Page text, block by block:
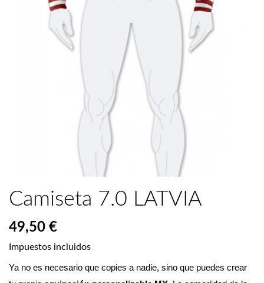
Camiseta 7.0 LATVIA
49,50 €
Impuestos incluidos
Ya no es necesario que copies a nadie, sino que puedes crear